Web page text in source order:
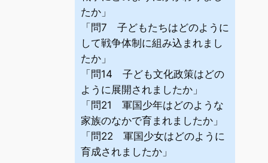
たか」
「問7 子どもたちはどのように
して戦争体制に組み込まれまし
たか」
「問14 子ども文化政策はどの
ように展開されましたか」
「問21 軍国少年はどのような
家族のなかで育まれましたか」
「問22 軍国少女はどのように
育成されましたか」